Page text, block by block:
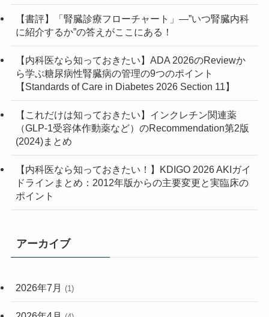
(3)
(1)
(1)
(1)
(4)
(3)
(1)
(2)
(2)
(1)
(3)
(1)
【書評】「腎臓診療フローチャート」—”いつ腎臓内科
に紹介するか”の答えがここにある！
【内科医なら知っておきたい】ADA 2026のReviewか
ら学ぶ糖尿病性腎臓病の管理の9つのポイント
【Standards of Care in Diabetes 2026 Section 11】
【これだけは知っておきたい】インクレチン関連薬
（GLP-1受容体作動薬など）のRecommendation第2版
(2024)まとめ
【内科医なら知っておきたい！】KDIGO 2026 AKIガイ
ドラインまとめ：2012年版からの主要変更と実臨床の
ポイント
アーカイブ
2026年7月 (1)